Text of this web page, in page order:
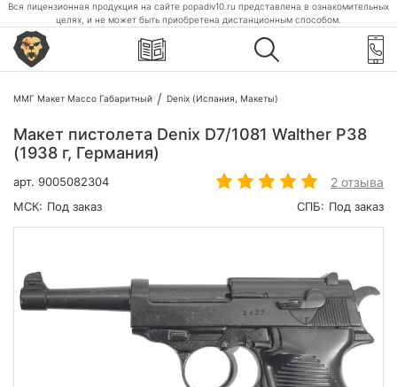
Вся лицензионная продукция на сайте popadiv10.ru представлена в ознакомительных
целях, и не может быть приобретена дистанционным способом.
ММГ Макет Массо Габаритный Denix (Испания, Макеты)
Макет пистолета Denix D7/1081 Walther P38
(1938 г, Германия)
арт. 9005082304 2 отзыва
МСК: Под заказ СПБ: Под заказ